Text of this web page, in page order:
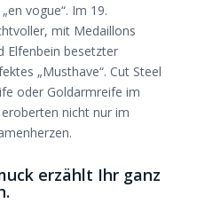
vogue“. Im 19.
mit Medaillons
Elfenbein besetzter
„Musthave“. Cut Steel
oder Goldarmreife im
nicht nur im
erzählt Ihr ganz